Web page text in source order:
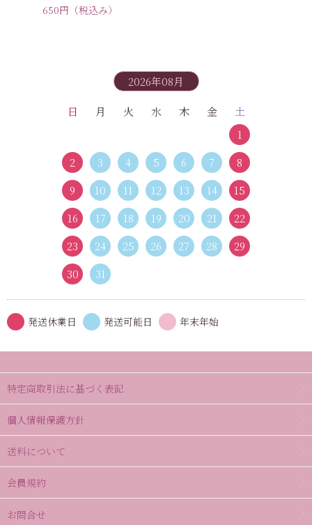
650円 （税込み）
2026年08月
日 月 火 水 木 金
土
1
2
3 4 5 6 7
8
9
10 11 12 13 14
15
16
17 18 19 20 21
22
23
24 25 26 27 28
29
30
31
発送休業日 発送可能日 年末年始
特定商取引法に基づく表記
個人情報保護方針
送料について
会員規約
お問合せ